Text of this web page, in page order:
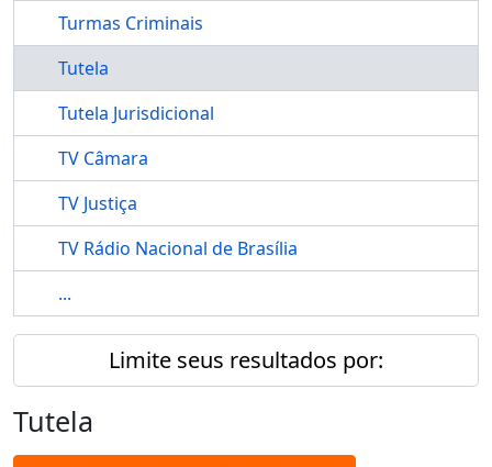
Turmas Criminais
Tutela
Tutela Jurisdicional
TV Câmara
TV Justiça
TV Rádio Nacional de Brasília
...
Limite seus resultados por:
Tutela